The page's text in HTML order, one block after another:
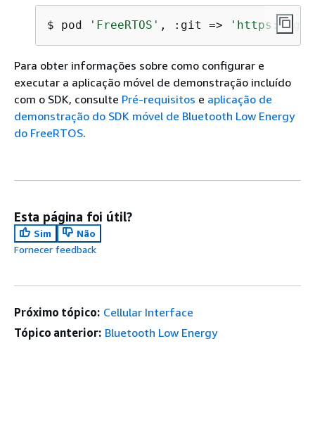
$ pod 'FreeRTOS' , :git => 'https://
Para obter informações sobre como configurar e
executar a aplicação móvel de demonstração incluído
com o SDK, consulte Pré-requisitos e aplicação de
demonstração do SDK móvel de Bluetooth Low Energy
do FreeRTOS.
Esta página foi útil?
Sim
Não
Fornecer feedback
Próximo tópico: Cellular Interface
Tópico anterior: Bluetooth Low Energy